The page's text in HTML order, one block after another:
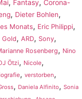
, Fantasy, Corona-
, Dieter Bohlen,
Monats, Eric Philippi,
Gold, ARD, Sony,
Rosenberg, Nino
Ötzi, Nicole,
, verstorben,
, Daniela Alfinito, Sonia